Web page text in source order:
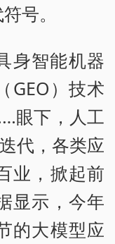
号。
身智能机器
GEO）技术
眼下，人工
代，各类应
业，掀起前
显示，今年
的大模型应